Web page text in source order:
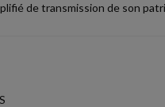
de transmission de son